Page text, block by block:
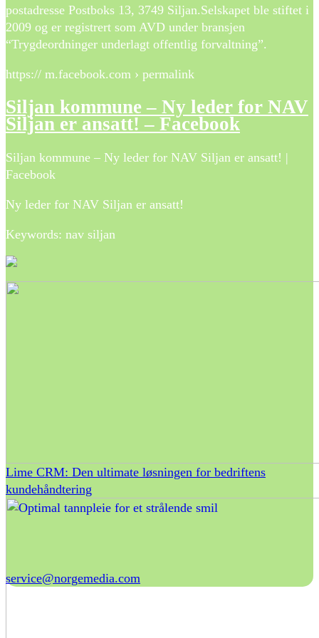
postadresse Postboks 13, 3749 Siljan.Selskapet ble stiftet i
2009 og er registrert som AVD under bransjen
“Trygdeordninger underlagt offentlig forvaltning”.
https:// m.facebook.com › permalink
Siljan kommune – Ny leder for NAV
Siljan er ansatt! – Facebook
Siljan kommune – Ny leder for NAV Siljan er ansatt! |
Facebook
Ny leder for NAV Siljan er ansatt!
Keywords: nav siljan
Lime CRM: Den ultimate løsningen for bedriftens
kundehåndtering
service@norgemedia.com